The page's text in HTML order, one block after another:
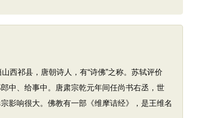
西祁县，唐朝诗人，有“诗佛”之称。苏轼评价
中、给事中。唐肃宗乾元年间任尚书右丞，世
影响很大。佛教有一部《维摩诘经》，是王维名